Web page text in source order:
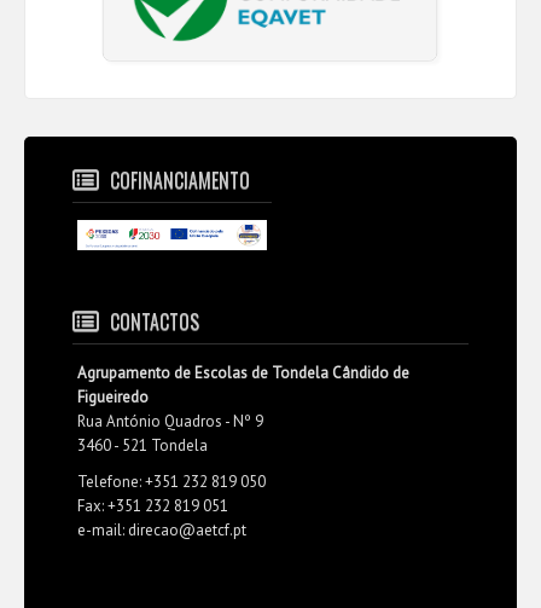
COFINANCIAMENTO
CONTACTOS
Agrupamento de Escolas de Tondela Cândido de
Figueiredo
Rua António Quadros - Nº 9
3460 - 521 Tondela
Telefone: +351 232 819 050
Fax: +351 232 819 051
e-mail: direcao@aetcf.pt